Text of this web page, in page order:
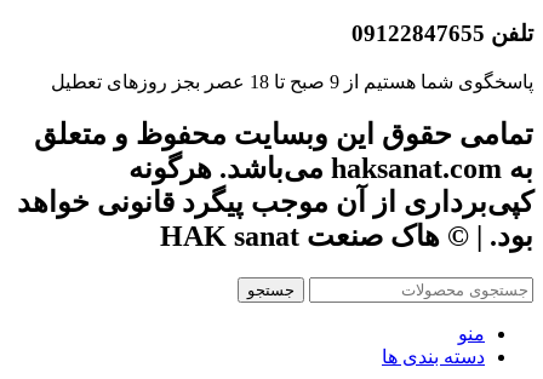
تلفن 09122847655
پاسخگوی شما هستیم از 9 صبح تا 18 عصر بجز روزهای تعطیل
تمامی حقوق این وبسایت محفوظ و متعلق
به haksanat.com می‌باشد. هرگونه
کپی‌برداری از آن موجب پیگرد قانونی خواهد
بود. | © هاک صنعت HAK sanat
جستجو
منو
دسته بندی ها